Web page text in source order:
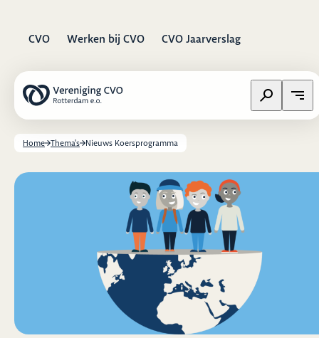
CVO Werken bij CVO CVO Jaarverslag
Zoeken op
Home Thema's Nieuws Koersprogramma